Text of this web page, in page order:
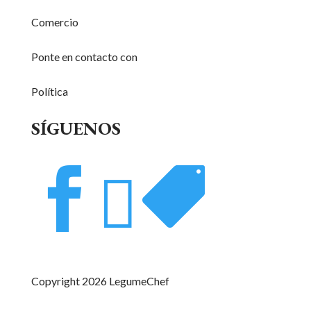
Comercio
Ponte en contacto con
Política
SÍGUENOS
 
Copyright 2026 LegumeChef